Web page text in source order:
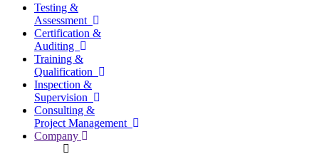
Testing &
Assessment
Certification &
Auditing
Training &
Qualification
Inspection &
Supervision
Consulting &
Project Management
Company